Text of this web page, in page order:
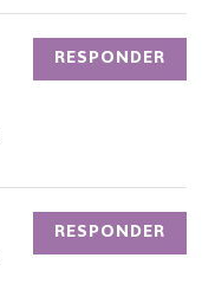
RESPONDER
RESPONDER